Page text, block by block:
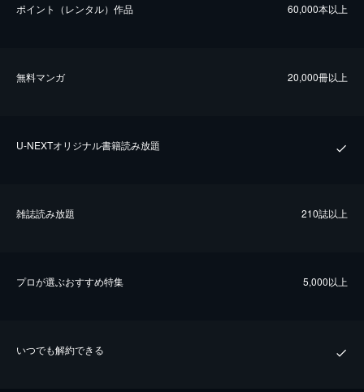
ポイント（レンタル）作品 60,000本以上
無料マンガ 20,000冊以上
U-NEXTオリジナル書籍読み放題
雑誌読み放題 210誌以上
プロが選ぶおすすめ特集 5,000以上
いつでも解約できる